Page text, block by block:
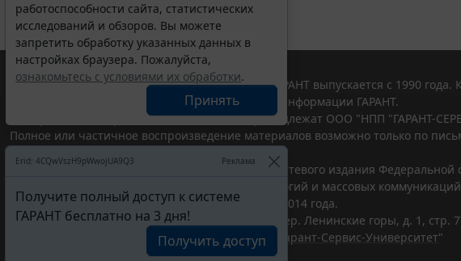
работоспособности сайта, статистических
исследований и обзоров. Вы можете
запретить обработку указанных данных в
настройках браузера. Пожалуйста,
ознакомьтесь с условиями их обработки.
Принять
Erid: 4CQwVszH9pWwojUA9Q3 Реклама
Получите полный доступ к системе
ГАРАНТ бесплатно на 3 дня!
Получить доступ
© ООО "НПП "ГАРАНТ-СЕРВИС", 2026. Система ГАРАНТ выпускается с 1990
участниками Российской ассоциации правовой информации ГАРАНТ.
Все права на материалы сайта ГАРАНТ.РУ принадлежат ООО "НПП "ГАРАНТ-
Полное или частичное воспроизведение материалов возможно только по
Портал ГАРАНТ.РУ зарегистрирован в качестве сетевого издания Федеральной
надзору в сфере связи,информационных технологий и массовых коммуникаций
(Роскомнадзором), Эл № ФС77-58365 от 18 июня 2014 года.
ООО "НПП "ГАРАНТ-СЕРВИС", 119234, г. Москва, тер. Ленинские горы, д. 1, стр.
Разработчик ЭПС Система ГАРАНТ – ООО "НПП "
Гарант-Сервис-Университет"